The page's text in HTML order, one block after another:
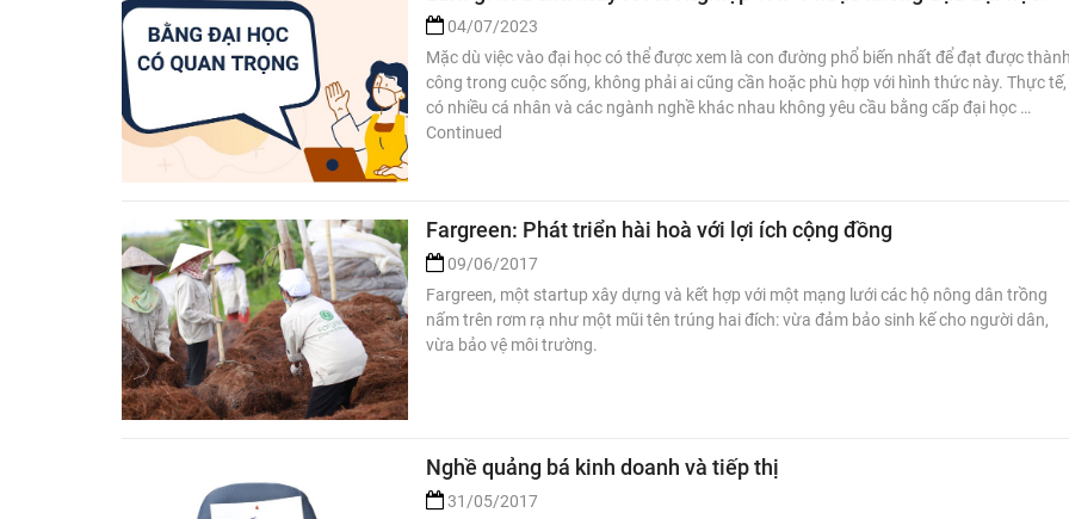
04/07/2023
Mặc dù việc vào đại học có thể được xem là con đường phổ biến nhất để đạt được
công trong cuộc sống, không phải ai cũng cần hoặc phù hợp với hình thức này. Thực tế,
có nhiều cá nhân và các ngành nghề khác nhau không yêu cầu bằng cấp đại học …
Continued
Fargreen: Phát triển hài hoà với lợi ích cộng đồng
09/06/2017
Fargreen, một startup xây dựng và kết hợp với một mạng lưới các hộ nông dân trồng
nấm trên rơm rạ như một mũi tên trúng hai đích: vừa đảm bảo sinh kế cho người dân,
vừa bảo vệ môi trường.
Nghề quảng bá kinh doanh và tiếp thị
31/05/2017